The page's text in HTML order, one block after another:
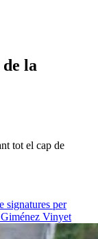
la
tot el cap de
signatures per
Vinyet